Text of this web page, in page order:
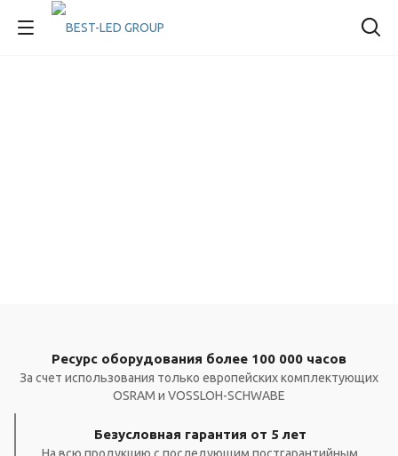
Ресурс оборудования более 100 000 часов
За счет использования только европейских комплектующих
OSRAM и VOSSLOH-SCHWABE
Безусловная гарантия от 5 лет